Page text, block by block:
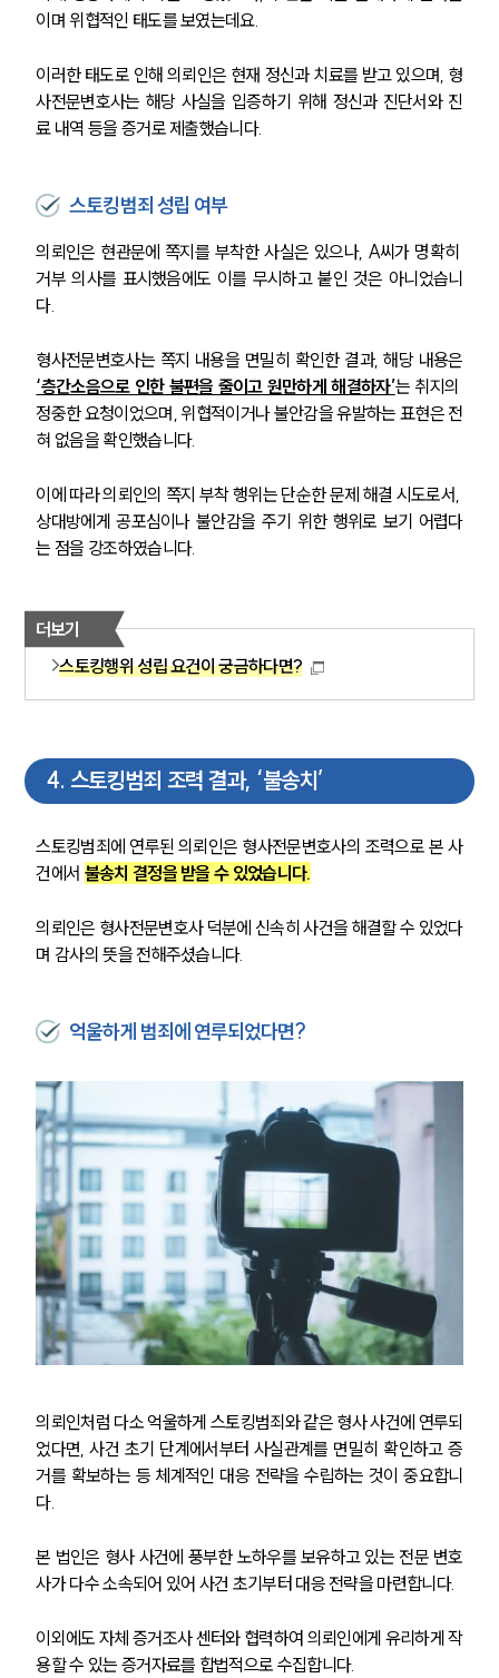
그룹소개
이며 위협적인 태도를 보였는데요.
이러한 태도로 인해 의뢰인은 현재 정신과 치료를 받고 있으며, 형
사전문변호사는 해당 사실을 입증하기 위해 정신과 진단서와 진
료 내역 등을 증거로 제출했습니다.
스토킹범죄 성립 여부
의뢰인은 현관문에 쪽지를 부착한 사실은 있으나, A씨가 명확히
거부 의사를 표시했음에도 이를 무시하고 붙인 것은 아니었습니
다.
형사전문변호사는 쪽지 내용을 면밀히 확인한 결과, 해당 내용은
‘층간소음으로 인한 불편을 줄이고 원만하게 해결하자’는 취지의
정중한 요청이었으며, 위협적이거나 불안감을 유발하는 표현은 전
혀 없음을 확인했습니다.
이에 따라 의뢰인의 쪽지 부착 행위는 단순한 문제 해결 시도로서,
상대방에게 공포심이나 불안감을 주기 위한 행위로 보기 어렵다
는 점을 강조하였습니다.
더보기
스토킹행위 성립 요건이 궁금하다면?
4. 스토킹범죄 조력 결과, ‘불송치’
스토킹범죄에 연루된 의뢰인은 형사전문변호사의 조력으로 본 사
건에서 불송치 결정을 받을 수 있었습니다.
의뢰인은 형사전문변호사 덕분에 신속히 사건을 해결할 수 있었다
며 감사의 뜻을 전해주셨습니다.
억울하게 범죄에 연루되었다면?
의뢰인처럼 다소 억울하게 스토킹범죄와 같은 형사 사건에 연루되
었다면, 사건 초기 단계에서부터 사실관계를 면밀히 확인하고 증
거를 확보하는 등 체계적인 대응 전략을 수립하는 것이 중요합니
다.
본 법인은 형사 사건에 풍부한 노하우를 보유하고 있는 전문 변호
사가 다수 소속되어 있어 사건 초기부터 대응 전략을 마련합니다.
이외에도 자체 증거조사 센터와 협력하여 의뢰인에게 유리하게 작
용할 수 있는 증거자료를 합법적으로 수집합니다.